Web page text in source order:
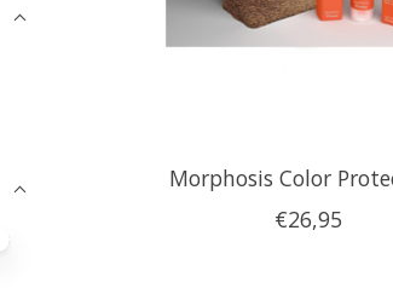
Morphosis Color
€26,95